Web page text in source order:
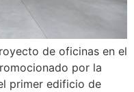
de oficinas en el
por la
primer edificio de